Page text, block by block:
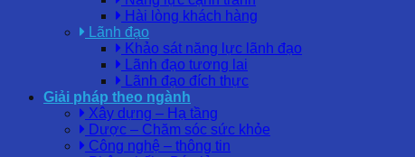
Hài lòng khách hàng
Lãnh đạo
Khảo sát năng lực lãnh đạo
Lãnh đạo tương lai
Lãnh đạo đích thực
Giải pháp theo ngành
Xây dựng – Hạ tầng
Dược – Chăm sóc sức khỏe
Công nghệ – thông tin